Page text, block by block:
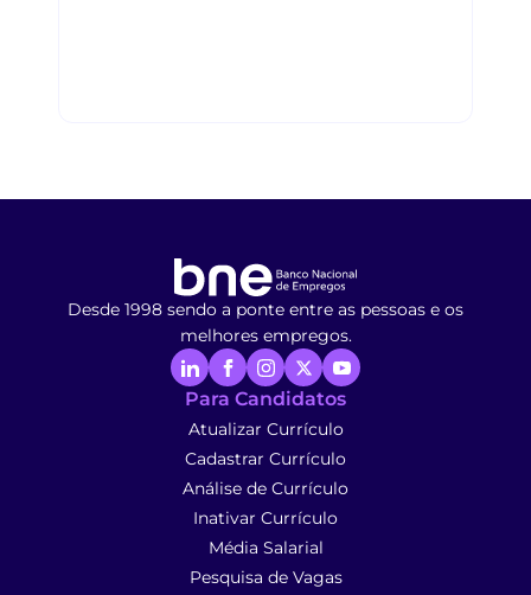
Desde 1998 sendo a ponte entre as pessoas e os
melhores empregos.
Para Candidatos
Atualizar Currículo
Cadastrar Currículo
Análise de Currículo
Inativar Currículo
Média Salarial
Pesquisa de Vagas